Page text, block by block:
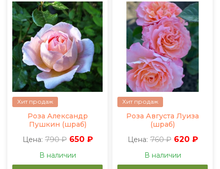
Хит продаж
Роза Александр
Пушкин (шраб)
Цена: 790 ₽ 650 ₽
В наличии
Хит продаж
Роза Августа Луиза
(шраб)
Цена: 760 ₽ 620 ₽
В наличии